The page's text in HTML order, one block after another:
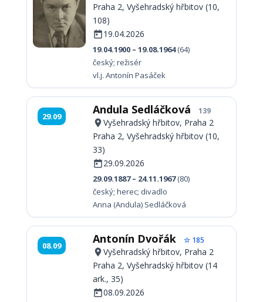
Praha 2, Vyšehradský hřbitov (10,
108)
19.04.2026
19.04.1900 – 19.08.1964(64)
český; režisér
vl.j. Antonín Pasáček
29.09 Andula Sedláčková 139
Vyšehradský hřbitov, Praha 2
Praha 2, Vyšehradský hřbitov (10,
33)
29.09.2026
29.09.1887 – 24.11.1967(80)
český; herec; divadlo
Anna (Andula) Sedláčková
08.09 Antonín Dvořák ☆ 185
Vyšehradský hřbitov, Praha 2
Praha 2, Vyšehradský hřbitov (14
ark., 35)
08.09.2026